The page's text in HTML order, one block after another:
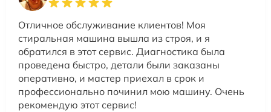
Отличное обслуживание клиентов! Моя
стиральная машина вышла из строя, и я
обратился в этот сервис. Диагностика была
проведена быстро, детали были заказаны
оперативно, и мастер приехал в срок и
профессионально починил мою машину. Очень
рекомендую этот сервис!